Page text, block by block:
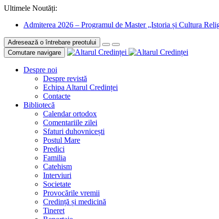
Ultimele Noutăți:
Admiterea 2026 – Programul de Master „Istoria și Cultura
Adresează o întrebare preotului
Comutare navigare
Despre noi
Despre revistă
Echipa Altarul Credinței
Contacte
Bibliotecă
Calendar ortodox
Comentariile zilei
Sfaturi duhovnicești
Postul Mare
Predici
Familia
Catehism
Interviuri
Societate
Provocările vremii
Credință și medicină
Tineret